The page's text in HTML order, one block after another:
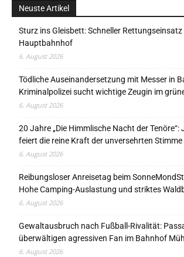
Neuste Artikel
Sturz ins Gleisbett: Schneller
Hauptbahnhof
6. August 2026
Tödliche Auseinandersetzung mit Messer in
Kriminalpolizei sucht wichtige Zeugin im
6. August 2026
20 Jahre „Die Himmlische Nacht der
feiert die reine Kraft der unversehrten Stimme
6. August 2026
Reibungsloser Anreisetag beim
Hohe Camping-Auslastung und striktes
6. August 2026
Gewaltausbruch nach Fußball-Rivalität:
überwältigen agressiven Fan im Bahnhof
6. August 2026